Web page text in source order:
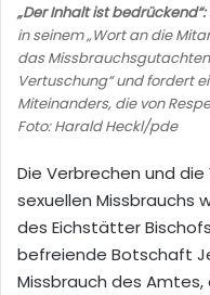
„Der Inhalt ist bedrückend“:
in seinem „Wort an die
das
Vertuschung“ und fordert
Miteinanders, die von
Foto: Harald Heckl/pde
Die Verbrechen und
sexuellen Missbrauchs
des Eichstätter
befreiende Botschaft
Missbrauch des